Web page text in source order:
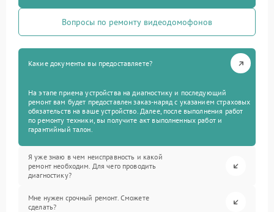
Вопросы по ремонту видеодомофонов
Какие документы вы предоставляете?
На этапе приема устройства на диагностику и последующий
ремонт вам будет предоставлен заказ-наряд с указанием страховых
обязательств на ваше устройство. Далее, после выполнения работ
по ремонту техники, вы получите акт выполненных работ и
гарантийный талон.
Я уже знаю в чем неисправность и какой
ремонт необходим. Для чего проводить
диагностику?
Мне нужен срочный ремонт. Сможете
сделать?